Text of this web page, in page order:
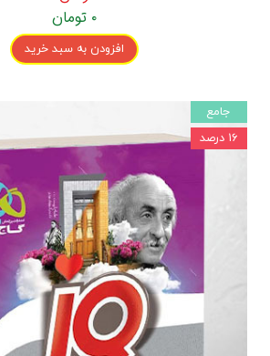
۰ تومان
افزودن به سبد خرید
جامع
۱۶ درصد